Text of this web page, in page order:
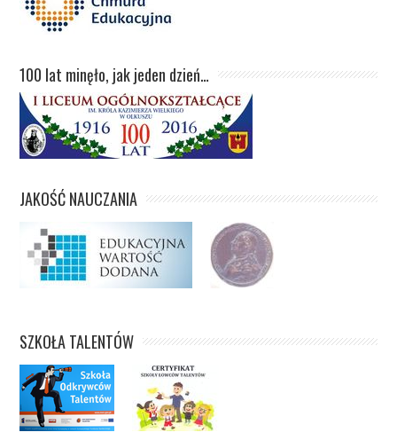
100 lat minęło, jak jeden dzień…
JAKOŚĆ NAUCZANIA
SZKOŁA TALENTÓW